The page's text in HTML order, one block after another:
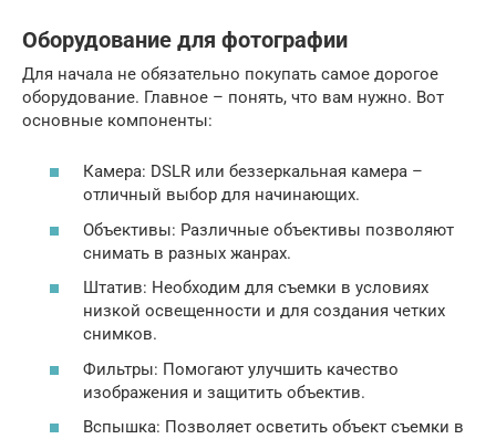
Оборудование для фотографии
Для начала не обязательно покупать самое дорогое
оборудование. Главное – понять, что вам нужно. Вот
основные компоненты:
Камера: DSLR или беззеркальная камера –
отличный выбор для начинающих.
Объективы: Различные объективы позволяют
снимать в разных жанрах.
Штатив: Необходим для съемки в условиях
низкой освещенности и для создания четких
снимков.
Фильтры: Помогают улучшить качество
изображения и защитить объектив.
Вспышка: Позволяет осветить объект съемки в